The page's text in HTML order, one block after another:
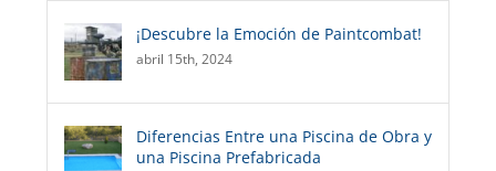
¡Descubre la Emoción de Paintcombat!
abril 15th, 2024
Diferencias Entre una Piscina de Obra y
una Piscina Prefabricada